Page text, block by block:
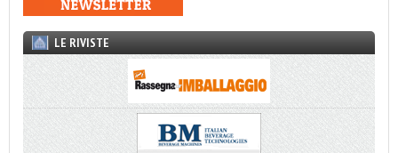
LE RIVISTE